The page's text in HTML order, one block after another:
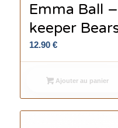
Emma Ball
keeper
12.90 €
Ajouter au panier